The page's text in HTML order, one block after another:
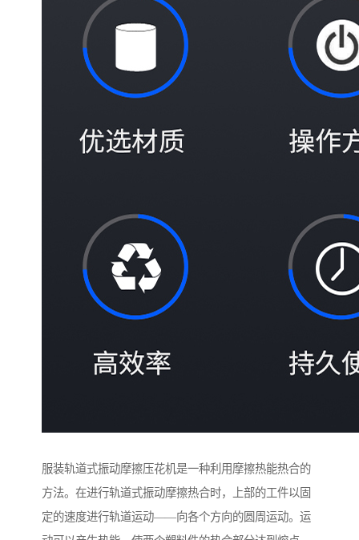
服装轨道式振动摩擦压花机是一种利用摩擦热能热合的
方法。在进行轨道式振动摩擦热合时，上部的工件以固
定的速度进行轨道运动——向各个方向的圆周运动。运